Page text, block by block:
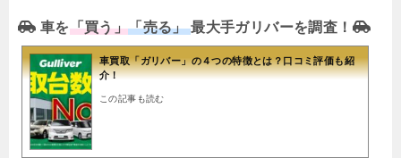
車を「買う」「売る」最大手ガリバーを調査！
車買取「ガリバー」の４つの特徴とは？口コミ評価も紹
介！
この記事も読む